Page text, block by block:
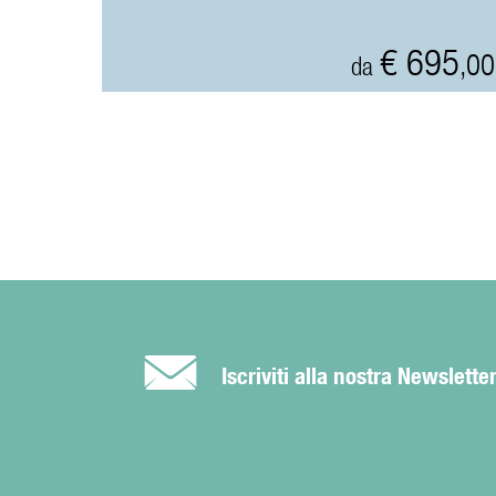
É Iscriviti alla nostra Newsletter
da € 695,00